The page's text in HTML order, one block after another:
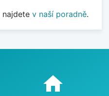
najdete v naší poradně.
home